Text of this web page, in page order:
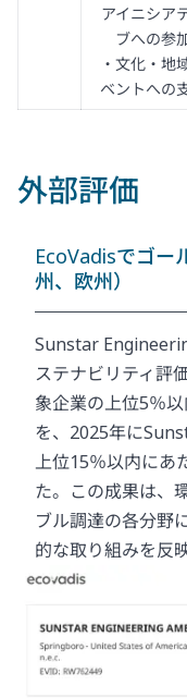
アイニシア
ブへの参
・文化・地
ベントへの
外部評価
EcoVadisでゴー
州、欧州）
Sunstar
ステナビリティ評
象企業の上位5％
を、2025年に
上位15％以内にあ
た。この成果は、
ブル調達の各分野
的な取り組みを反